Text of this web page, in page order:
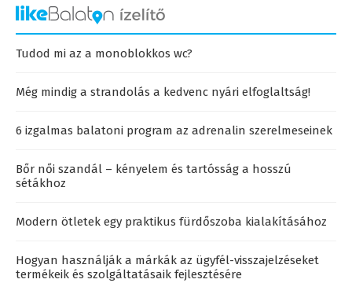
Tudod mi az a monoblokkos wc?
Még mindig a strandolás a kedvenc nyári elfoglaltság!
6 izgalmas balatoni program az adrenalin szerelmeseinek
Bőr női szandál – kényelem és tartósság a hosszú
sétákhoz
Modern ötletek egy praktikus fürdőszoba kialakításához
Hogyan használják a márkák az ügyfél-visszajelzéseket
termékeik és szolgáltatásaik fejlesztésére